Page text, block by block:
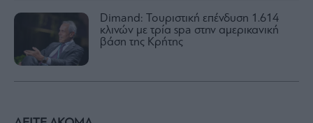
Dimand: Τουριστική επένδυση 1.614
κλινών με τρία spa στην αμερικανική
βάση της Κρήτης